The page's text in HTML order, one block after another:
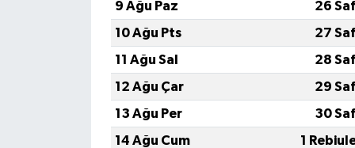
9 Ağu Paz
26
10 Ağu Pts
27
11 Ağu Sal
28
12 Ağu Çar
29
13 Ağu Per
30
14 Ağu Cum
1
Diyarbakır Müftülüğü
Düzce Müftülüğü
Edirne Müftülüğü
Elazığ Müftülüğü
İhtida Haberleri